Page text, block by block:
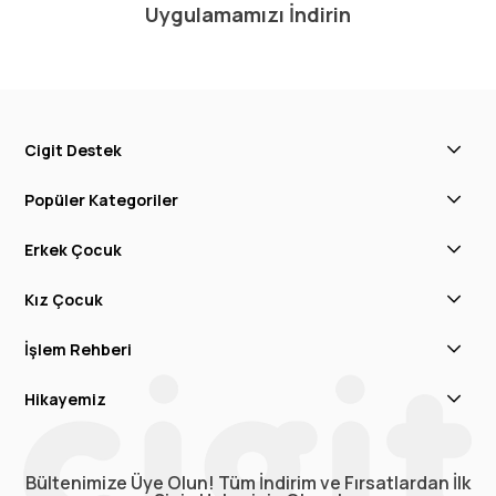
Uygulamamızı İndirin
Cigit Destek
Popüler Kategoriler
Erkek Çocuk
Kız Çocuk
İşlem Rehberi
Hikayemiz
Bültenimize Üye Olun! Tüm İndirim ve Fırsatlardan İlk